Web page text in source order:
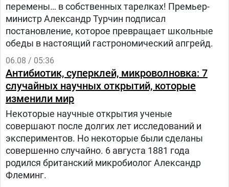
перемены… в собственных тарелках! Премьер-
министр Александр Турчин подписал
постановление, которое превращает школьные
обеды в настоящий гастрономический апгрейд.
06.08 / 05:36
Антибиотик, суперклей, микроволновка: 7
случайных научных открытий, которые
изменили мир
Некоторые научные открытия ученые
совершают после долгих лет исследований и
экспериментов. Но некоторые были сделаны
совершенно случайно. 6 августа 1881 года
родился британский микробиолог Александр
Флеминг.